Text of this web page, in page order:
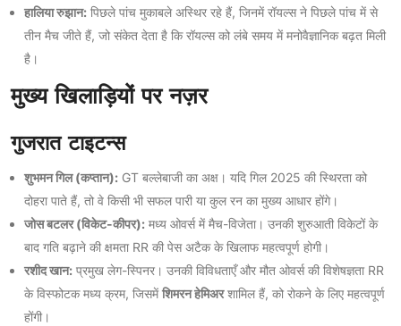
हालिया रुझान: पिछले पांच मुकाबले अस्थिर रहे हैं, जिनमें रॉयल्स ने पिछले पांच में से
तीन मैच जीते हैं, जो संकेत देता है कि रॉयल्स को लंबे समय में मनोवैज्ञानिक बढ़त मिली
है।
मुख्य खिलाड़ियों पर नज़र
गुजरात टाइटन्स
शुभमन गिल (कप्तान): GT बल्लेबाजी का अक्ष। यदि गिल 2025 की स्थिरता को
दोहरा पाते हैं, तो वे किसी भी सफल पारी या कुल रन का मुख्य आधार होंगे।
जोस बटलर (विकेट-कीपर): मध्य ओवर्स में मैच-विजेता। उनकी शुरुआती विकेटों के
बाद गति बढ़ाने की क्षमता RR की पेस अटैक के खिलाफ महत्वपूर्ण होगी।
रशीद खान: प्रमुख लेग-स्पिनर। उनकी विविधताएँ और मौत ओवर्स की विशेषज्ञता RR
के विस्फोटक मध्य क्रम, जिसमेंशिमरन हेमिअरशामिल हैं, को रोकने के लिए महत्वपूर्ण
होंगी।